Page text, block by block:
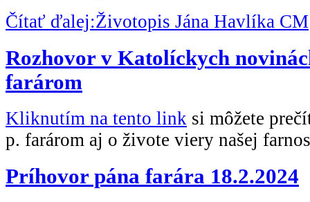
Čítať ďalej:Životopis Jána Havlíka CM
Rozhovor v Katolíckych
farárom
Kliknutím na tento link si môžete
p. farárom aj o živote viery našej
Príhovor pána farára 18.2.2024